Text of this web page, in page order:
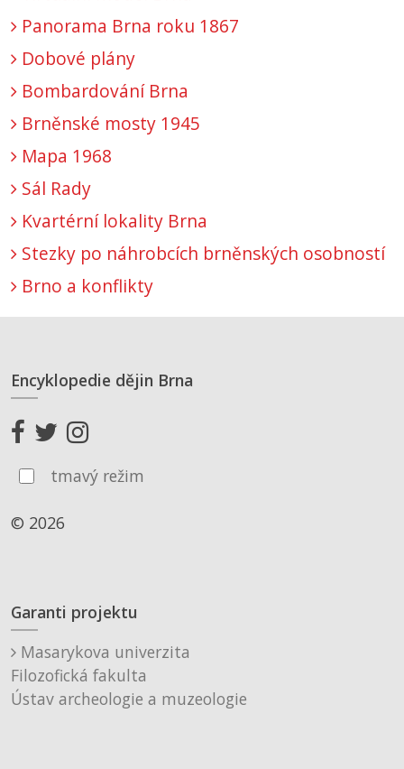
Panorama Brna roku 1867
Dobové plány
Bombardování Brna
Brněnské mosty 1945
Mapa 1968
Sál Rady
Kvartérní lokality Brna
Stezky po náhrobcích brněnských osobností
Brno a konflikty
Encyklopedie dějin Brna
tmavý režim
© 2026
Garanti projektu
Masarykova univerzita
Filozofická fakulta
Ústav archeologie a muzeologie